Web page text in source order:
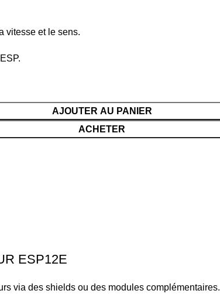
vitesse et le sens.
AJOUTER AU PANIER
ACHETER
via des shields ou des modules complémentaires.